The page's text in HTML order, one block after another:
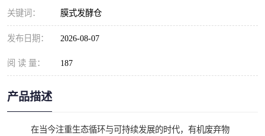
关键词： 膜式发酵仓
发布日期： 2026-08-07
阅 读 量： 187
产品描述
在当今注重生态循环与可持续发展的时代，有机废弃物